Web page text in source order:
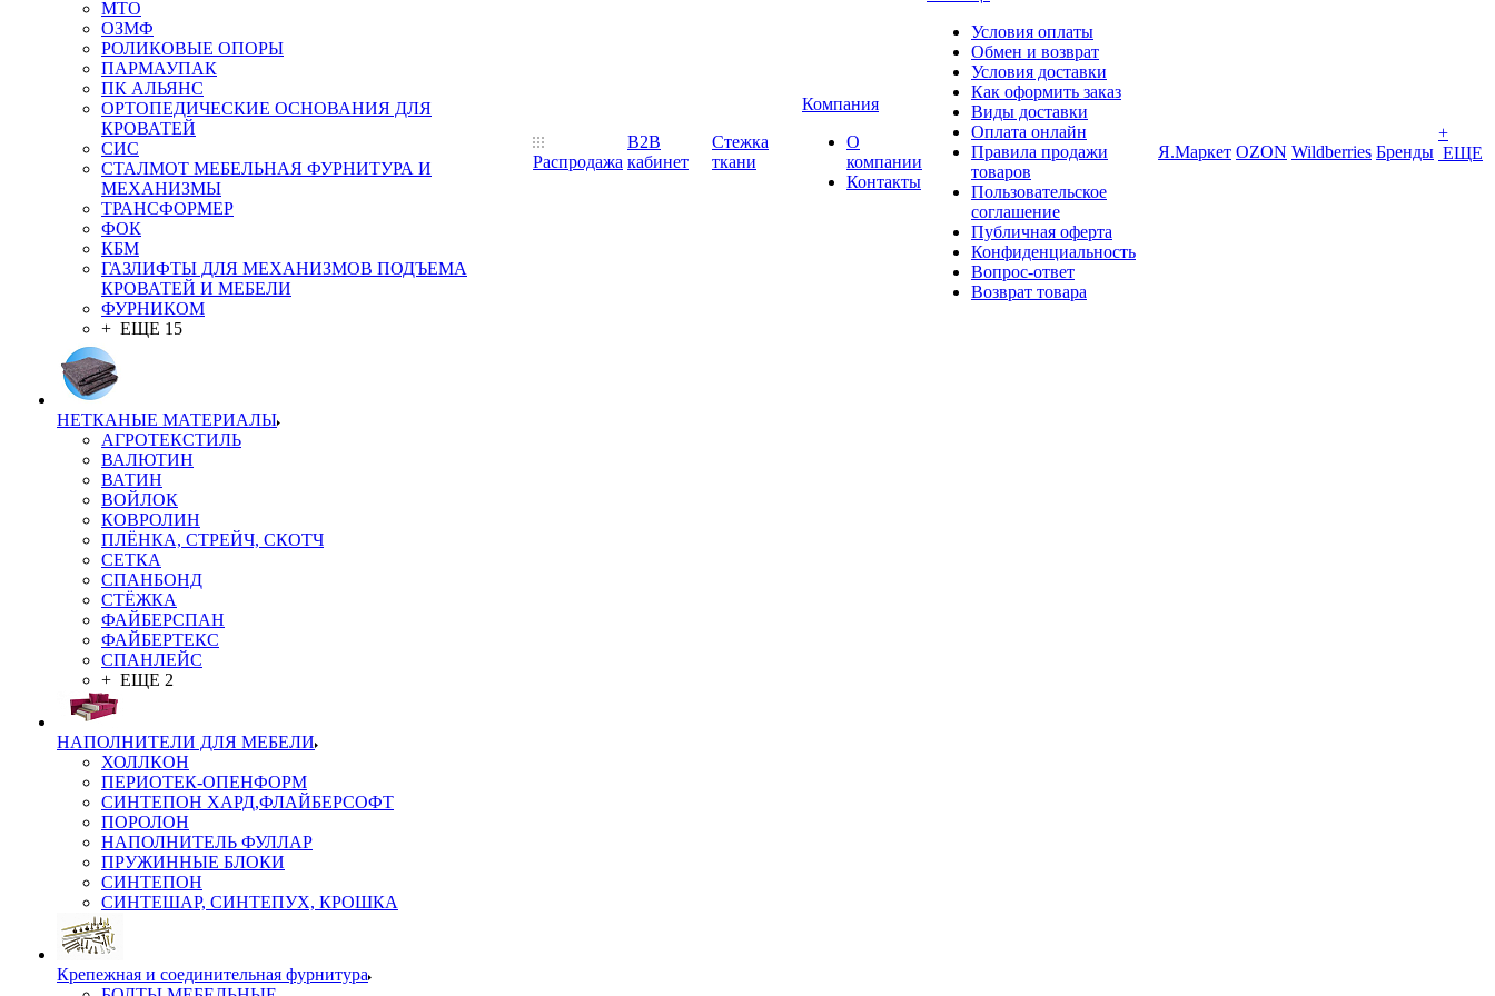
MTO
ОЗМФ
РОЛИКОВЫЕ ОПОРЫ
ПАРМАУПАК
ПК АЛЬЯНС
ОРТОПЕДИЧЕСКИЕ ОСНОВАНИЯ ДЛЯ
КРОВАТЕЙ
СИС
СТАЛМОТ МЕБЕЛЬНАЯ ФУРНИТУРА И
МЕХАНИЗМЫ
ТРАНСФОРМЕР
ФОК
КБМ
ГАЗЛИФТЫ ДЛЯ МЕХАНИЗМОВ ПОДЪЕМА
КРОВАТЕЙ И МЕБЕЛИ
ФУРНИКОМ
+ ЕЩЕ 15
НЕТКАНЫЕ МАТЕРИАЛЫ
АГРОТЕКСТИЛЬ
ВАЛЮТИН
ВАТИН
ВОЙЛОК
КОВРОЛИН
ПЛЁНКА, СТРЕЙЧ, СКОТЧ
СЕТКА
СПАНБОНД
СТЁЖКА
ФАЙБЕРСПАН
ФАЙБЕРТЕКС
СПАНЛЕЙС
+ ЕЩЕ 2
НАПОЛНИТЕЛИ ДЛЯ МЕБЕЛИ
ХОЛЛКОН
ПЕРИОТЕК-ОПЕНФОРМ
СИНТЕПОН ХАРД,ФЛАЙБЕРСОФТ
ПОРОЛОН
НАПОЛНИТЕЛЬ ФУЛЛАР
ПРУЖИННЫЕ БЛОКИ
СИНТЕПОН
СИНТЕШАР, СИНТЕПУХ, КРОШКА
Крепежная и соединительная фурнитура
Распродажа
B2B
кабинет
Стежка
ткани
Компания
О
компании
Контакты
Условия оплаты
Обмен и возврат
Условия доставки
Как оформить заказ
Виды доставки
Оплата онлайн
Правила продажи
товаров
Пользовательское
соглашение
Публичная оферта
Конфиденциальность
Вопрос-ответ
Возврат товара
Я.Маркет OZON Wildberries Бренды
+
ЕЩЕ